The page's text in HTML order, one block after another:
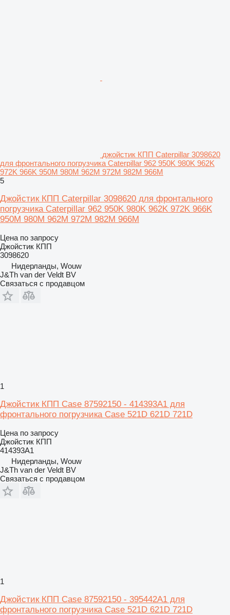
джойстик КПП Caterpillar 3098620
для фронтального погрузчика Caterpillar 962 950K 980K 962K
972K 966K 950M 980M 962M 972M 982M 966M
5
Джойстик КПП Caterpillar 3098620 для фронтального
погрузчика Caterpillar 962 950K 980K 962K 972K 966K
950M 980M 962M 972M 982M 966M
Цена по запросу
Джойстик КПП
3098620
Нидерланды, Wouw
J&Th van der Veldt BV
Связаться с продавцом
1
Джойстик КПП Case 87592150 - 414393A1 для
фронтального погрузчика Case 521D 621D 721D
Цена по запросу
Джойстик КПП
414393A1
Нидерланды, Wouw
J&Th van der Veldt BV
Связаться с продавцом
1
Джойстик КПП Case 87592150 - 395442A1 для
фронтального погрузчика Case 521D 621D 721D